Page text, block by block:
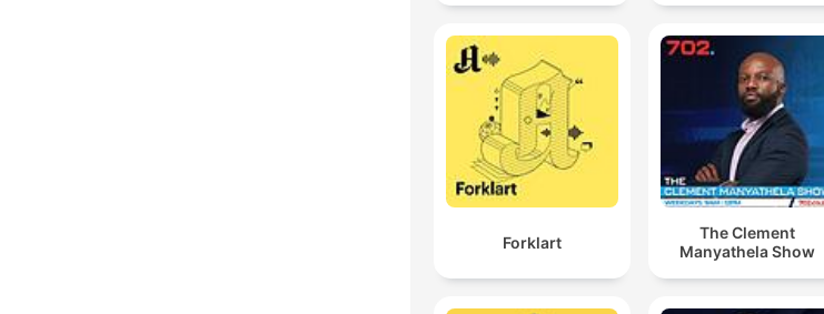
Forklart
The Clement
Manyathela Show